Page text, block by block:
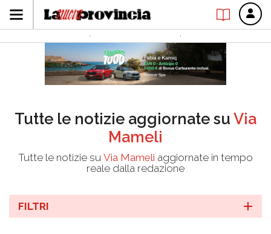
Tutte le notizie aggiornate su Via
Mameli
Tutte le notizie su Via Mameli aggiornate in tempo
reale dalla redazione
FILTRI